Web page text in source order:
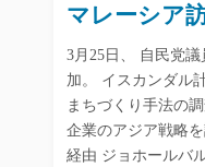
マレーシア
3月25日、 自民党
加。 イスカンダル
まちづくり手法の
企業のアジア戦略
経由 ジョホールバ